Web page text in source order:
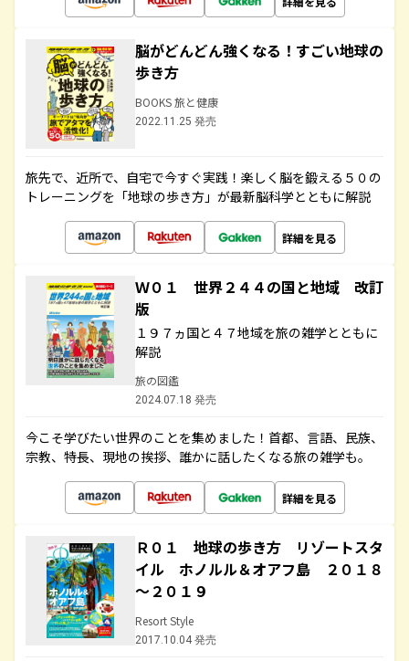
脳がどんどん強くなる！すごい地球の
歩き方
BOOKS 旅と健康
2022.11.25 発売
旅先で、近所で、自宅で今すぐ実践！楽しく脳を鍛える５０の
トレーニングを「地球の歩き方」が最新脳科学とともに解説
詳細を見る
Ｗ０１ 世界２４４の国と地域 改訂
版
１９７ヵ国と４７地域を旅の雑学とともに
解説
旅の図鑑
2024.07.18 発売
今こそ学びたい世界のことを集めました！首都、言語、民族、
宗教、特長、現地の挨拶、誰かに話したくなる旅の雑学も。
詳細を見る
Ｒ０１ 地球の歩き方 リゾートスタ
イル ホノルル＆オアフ島 ２０１８
～２０１９
Resort Style
2017.10.04 発売